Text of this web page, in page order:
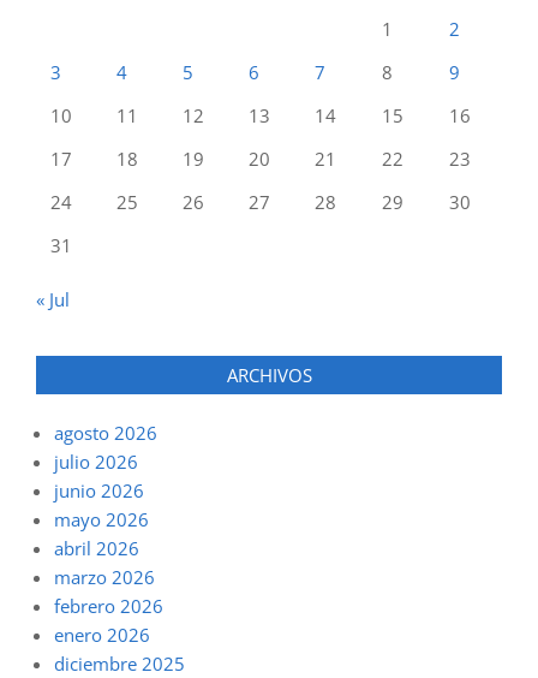
1
2
3
4 5 6 7 8
9
10
11 12 13 14 15
16
17
18 19 20 21 22
23
24
25 26 27 28 29
30
31
« Jul
ARCHIVOS
agosto 2026
julio 2026
junio 2026
mayo 2026
abril 2026
marzo 2026
febrero 2026
enero 2026
diciembre 2025